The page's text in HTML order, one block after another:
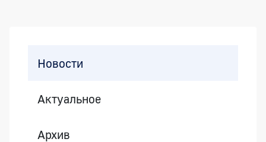
Новости
Актуальное
Архив